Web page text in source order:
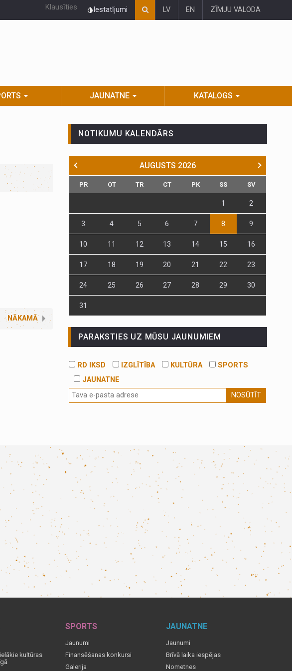
Klausīties Iestatījumi LV EN ZĪMJU VALODA
JAUNATNE KATALOGS
NĀKAMĀ
NOTIKUMU KALENDĀRS
AUGUSTS 2026
PR OT TR CT PK SS SV
1 2
3 4 5 6 7 8 9
10 11 12 13 14 15 16
17 18 19 20 21 22 23
24 25 26 27 28 29 30
31
PARAKSTIES UZ MŪSU JAUNUMIEM
RD IKSD IZGLĪTĪBA KULTŪRA
SPORTS
JAUNATNE
NOSŪTĪT
kultūras
SPORTS
Jaunumi
Finansēšanas konkursi
Galerija
JAUNATNE
Jaunumi
Brīvā laika iespējas
Nometnes